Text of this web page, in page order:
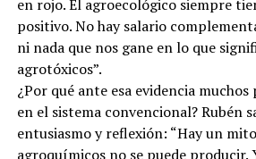
en rojo. El agroecológico siempre
positivo. No hay salario
ni nada que nos gane en lo que
agrotóxicos”.
¿Por qué ante esa evidencia
en el sistema convencional? Rubén
entusiasmo y reflexión: “Hay un
agroquímicos no se puede producir.